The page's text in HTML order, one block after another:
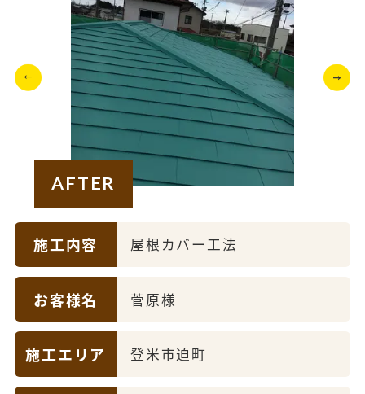
AFTER
施工内容 屋根カバー工法
お客様名 菅原様
施工エリア 登米市迫町